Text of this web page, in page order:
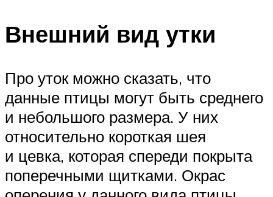
Внешний вид утки
Про уток можно сказать, что
данные птицы могут быть среднего
и небольшого размера. У них
относительно короткая шея
и цевка, которая спереди покрыта
поперечными щитками. Окрас